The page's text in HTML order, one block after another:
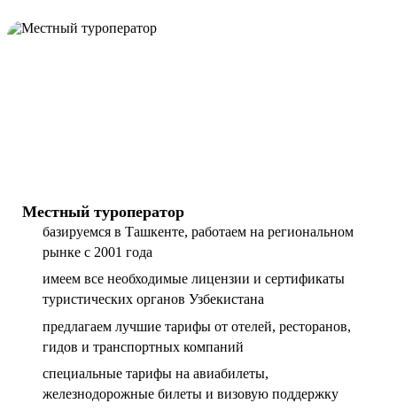
Местный туроператор
базируемся в Ташкенте, работаем на региональном
рынке с 2001 года
имеем все необходимые лицензии и сертификаты
туристических органов Узбекистана
предлагаем лучшие тарифы от отелей, ресторанов,
гидов и транспортных компаний
специальные тарифы на авиабилеты,
железнодорожные билеты и визовую поддержку